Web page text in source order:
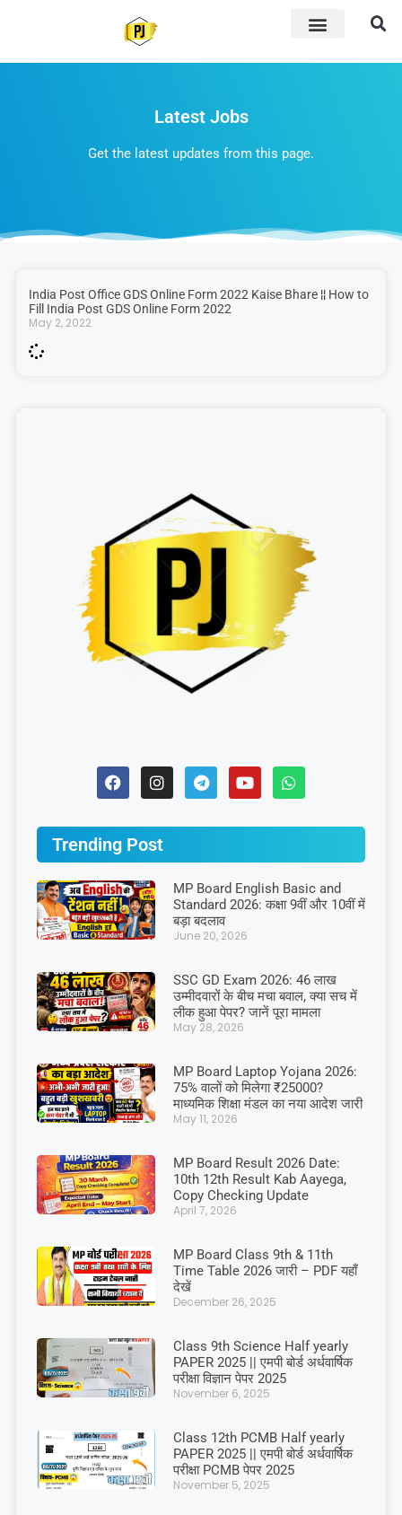
Latest Jobs
Get the latest updates from this page.
India Post Office GDS Online Form 2022 Kaise Bhare ¦¦ How to
Fill India Post GDS Online Form 2022
May 2, 2022
Trending Post
MP Board English Basic and
Standard 2026: कक्षा 9वीं और 10वीं में
बड़ा बदलाव
June 20, 2026
SSC GD Exam 2026: 46 लाख
उम्मीदवारों के बीच मचा बवाल, क्या सच में
लीक हुआ पेपर? जानें पूरा मामला
May 28, 2026
MP Board Laptop Yojana 2026:
75% वालों को मिलेगा ₹25000?
माध्यमिक शिक्षा मंडल का नया आदेश जारी
May 11, 2026
MP Board Result 2026 Date:
10th 12th Result Kab Aayega,
Copy Checking Update
April 7, 2026
MP Board Class 9th & 11th
Time Table 2026 जारी – PDF यहाँ
देखें
December 26, 2025
Class 9th Science Half yearly
PAPER 2025 || एमपी बोर्ड अर्धवार्षिक
परीक्षा विज्ञान पेपर 2025
November 6, 2025
Class 12th PCMB Half yearly
PAPER 2025 || एमपी बोर्ड अर्धवार्षिक
परीक्षा PCMB पेपर 2025
November 5, 2025